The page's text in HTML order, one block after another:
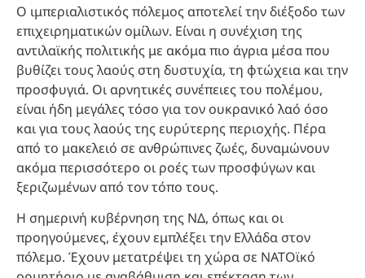
Ο ιμπεριαλιστικός πόλεμος αποτελεί την διέξοδο των
επιχειρηματικών ομίλων. Είναι η συνέχιση της
αντιλαϊκής πολιτικής με ακόμα πιο άγρια μέσα που
βυθίζει τους λαούς στη δυστυχία, τη φτώχεια και την
προσφυγιά. Οι αρνητικές συνέπειες του πολέμου,
είναι ήδη μεγάλες τόσο για τον ουκρανικό λαό όσο
και για τους λαούς της ευρύτερης περιοχής. Πέρα
από το μακελειό σε ανθρώπινες ζωές, δυναμώνουν
ακόμα περισσότερο οι ροές των προσφύγων και
ξεριζωμένων από τον τόπο τους.
Η σημερινή κυβέρνηση της ΝΔ, όπως και οι
προηγούμενες, έχουν εμπλέξει την Ελλάδα στον
πόλεμο. Έχουν μετατρέψει τη χώρα σε ΝΑΤΟϊκό